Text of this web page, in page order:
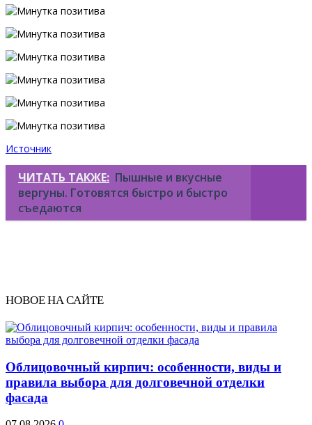
Источник
ЧИТАТЬ ТАКЖЕ: Пышные и вкусные
вергуны. Готовятся быстро и быстро
съедаются
НОВОЕ НА САЙТЕ
Облицовочный кирпич: особенности, виды и
правила выбора для долговечной отделки
фасада